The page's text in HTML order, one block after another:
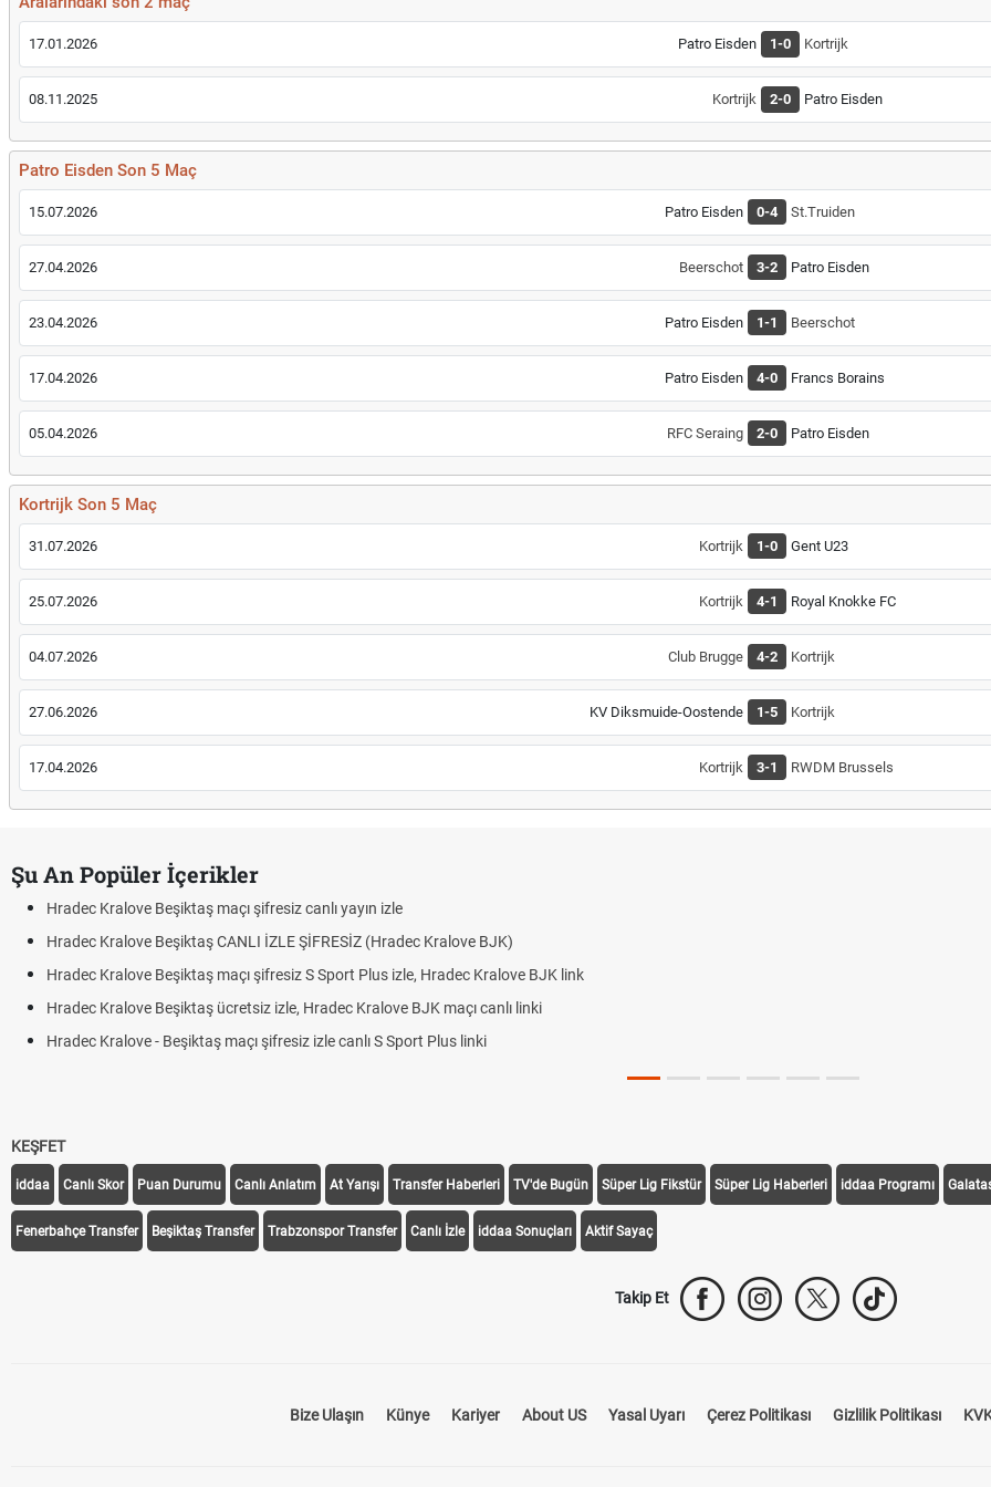
17.01.2026 Patro Eisden 1-0 Kortrijk
08.11.2025 Kortrijk 2-0 Patro Eisden
Patro Eisden Son 5 Maç
15.07.2026 Patro Eisden 0-4 St.Truiden
27.04.2026 Beerschot 3-2 Patro Eisden
23.04.2026 Patro Eisden 1-1 Beerschot
17.04.2026 Patro Eisden 4-0 Francs Borains
05.04.2026 RFC Seraing 2-0 Patro Eisden
Kortrijk Son 5 Maç
31.07.2026 Kortrijk 1-0 Gent U23
25.07.2026 Kortrijk 4-1 Royal Knokke FC
04.07.2026 Club Brugge 4-2 Kortrijk
27.06.2026 KV Diksmuide-Oostende 1-5 Kortrijk
17.04.2026 Kortrijk 3-1 RWDM Brussels
Şu An Popüler İçerikler
Hradec Kralove Beşiktaş maçı şifresiz canlı yayın izle
Hradec Kralove Beşiktaş CANLI İZLE ŞİFRESİZ (Hradec Kralove BJK)
Hradec Kralove Beşiktaş maçı şifresiz S Sport Plus izle, Hradec Kralove BJK link
Hradec Kralove Beşiktaş ücretsiz izle, Hradec Kralove BJK maçı canlı linki
Hradec Kralove - Beşiktaş maçı şifresiz izle canlı S Sport Plus linki
KEŞFET
iddaa Canlı Skor Puan Durumu Canlı Anlatım At Yarışı Transfer Haberleri TV'de Bugün Süper Lig Fikstür Süper Lig Haberleri iddaa Programı
Fenerbahçe Transfer Beşiktaş Transfer Trabzonspor Transfer Canlı İzle iddaa Sonuçları Aktif Sayaç
Takip Et
Bize Ulaşın Künye Kariyer About US Yasal Uyarı Çerez Politikası Gizlilik Politikası